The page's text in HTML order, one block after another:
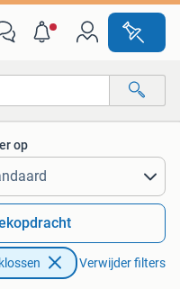
op
Verwijder filters